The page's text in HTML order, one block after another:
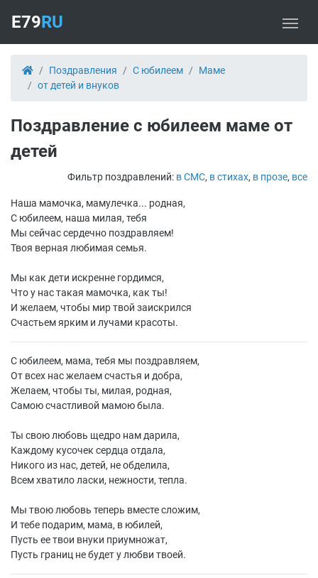
E79RU
Поздравления С юбилеем
Маме
от детей и внуков
Поздравление с юбилеем маме от
детей
Фильтр поздравлений: в СМС, в стихах, в прозе, все
Наша мамочка, мамулечка... родная,
С юбилеем, наша милая, тебя
Мы сейчас сердечно поздравляем!
Твоя верная любимая семья.
Мы как дети искренне гордимся,
Что у нас такая мамочка, как ты!
И желаем, чтобы мир твой заискрился
Счастьем ярким и лучами красоты.
С юбилеем, мама, тебя мы поздравляем,
От всех нас желаем счастья и добра,
Желаем, чтобы ты, милая, родная,
Самою счастливой мамою была.
Ты свою любовь щедро нам дарила,
Каждому кусочек сердца отдала,
Никого из нас, детей, не обделила,
Всем хватило ласки, нежности, тепла.
Мы твою любовь теперь вместе сложим,
И тебе подарим, мама, в юбилей,
Пусть ее твои внуки приумножат,
Пусть границ не будет у любви твоей.